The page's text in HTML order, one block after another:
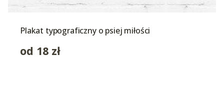
Plakat typograficzny o psiej miłości
od 18 zł